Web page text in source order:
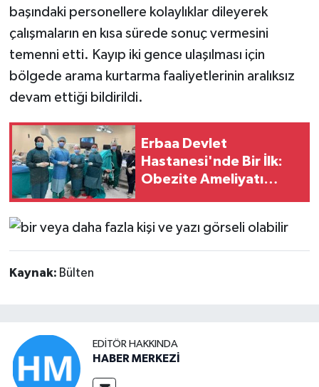
başındaki personellere kolaylıklar dileyerek
çalışmaların en kısa sürede sonuç vermesini
temenni etti. Kayıp iki gence ulaşılması için
bölgede arama kurtarma faaliyetlerinin aralıksız
devam ettiği bildirildi.
Erbaa Devlet
Hastanesi'nde Bir İlk:
Obezite Ameliyatı
Kaynak: Bülten
EDITÖR HAKKINDA
HABER MERKEZİ